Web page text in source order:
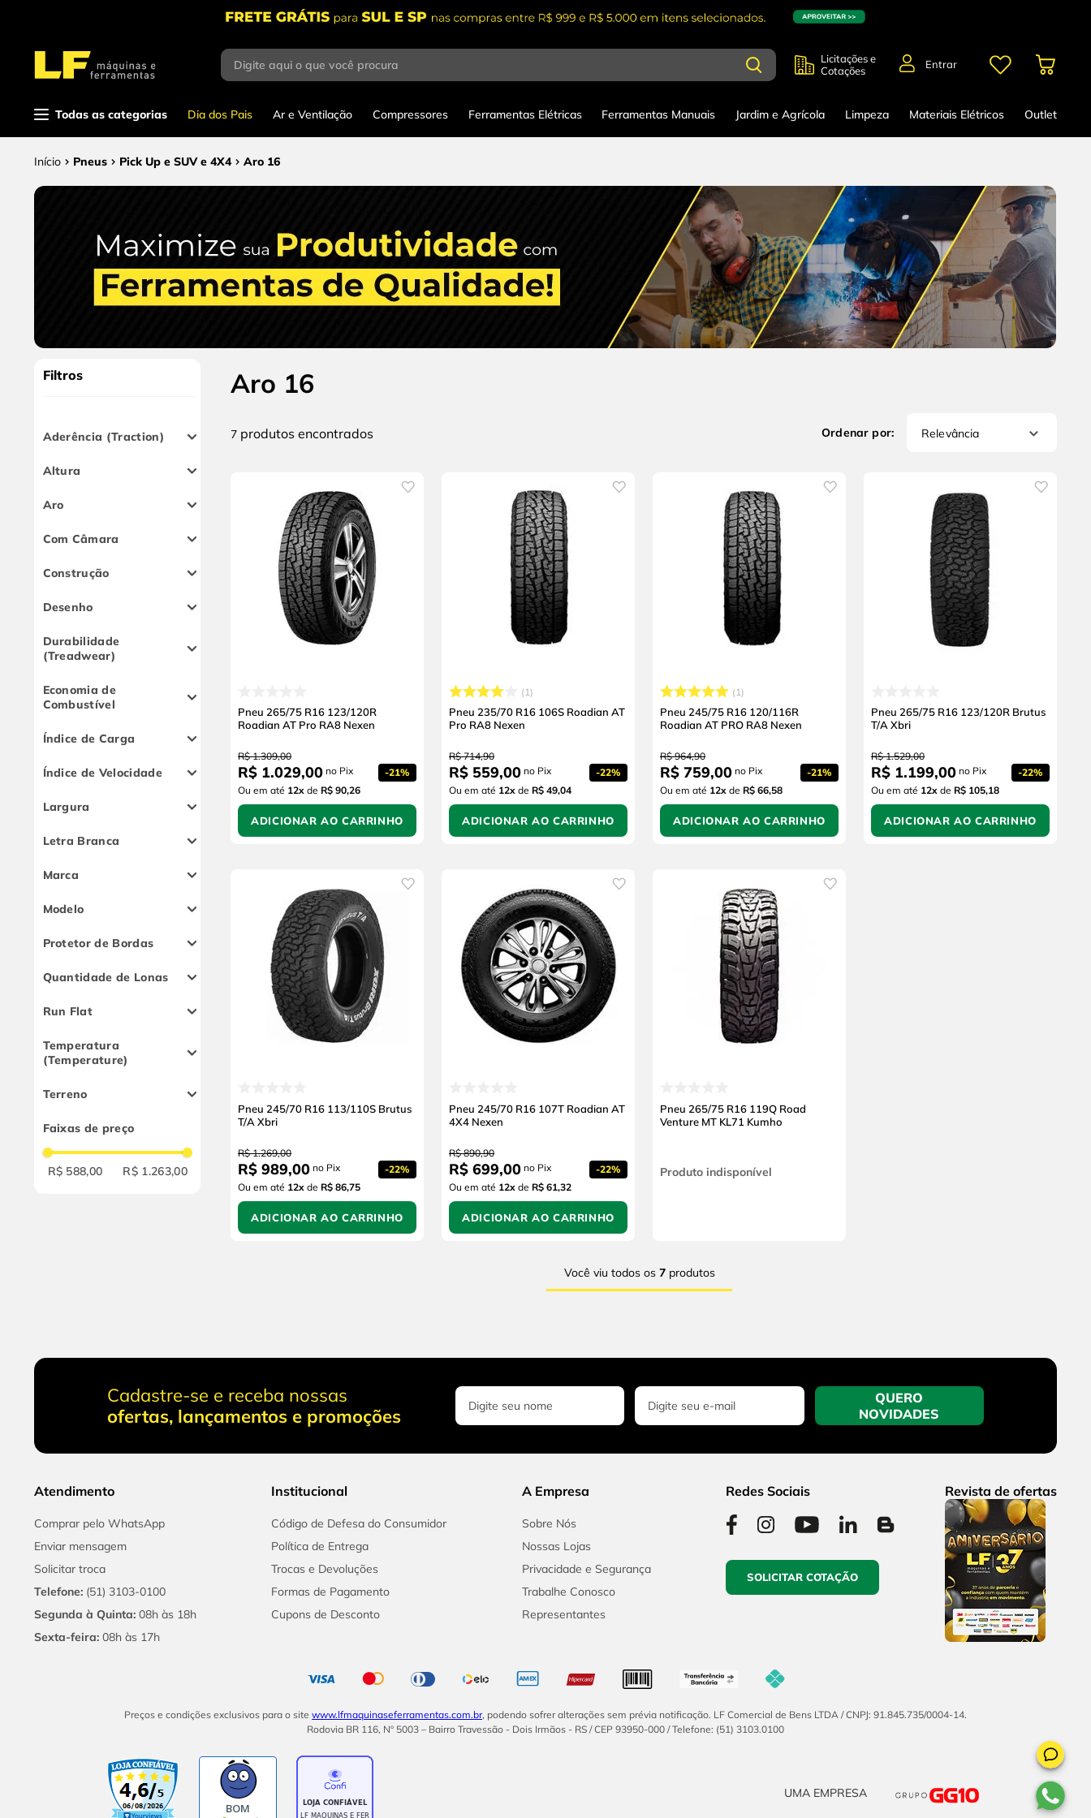
Digite aqui o que você procura
Licitações e
Cotações
Entrar
Todas as categorias Dia dos Pais Ar e Ventilação Compressores Ferramentas Elétricas Ferramentas Manuais Jardim e Agrícola Limpeza Materiais Elétricos Outlet
Pneus Pick Up e SUV e 4X4 Aro 16
Filtros
Aderência (Traction)
Altura
Aro
Com Câmara
Construção
Desenho
Direcional
Durabilidade
(Treadwear)
400
Economia de
Combustível
Índice de Carga
107 (975 kg)
113 (1150 kg)
120 (1400 kg)
(1.450kg)
Índice de Velocidade
R (170 km/h)
S (180 km/h)
Largura
245
265
Letra Branca
Não
Marca
Xbri
Kumho
Modelo
Roadian AT Pro RA8
Road Venture MT
Brutus T/A
Brutus T/A Xbri
Protetor de Bordas
Não
Quantidade de Lonas
8
10
Run Flat
Temperatura
(Temperature)
B
Terreno
AT (Todos os terrenos)
MT (Terra)
Faixas de preço
R$ 588,00 R$ 1.263,00
Aro 16
7 produtos Relevância
Pneu 265/75 R16 123/120R
Roadian AT Pro RA8 Nexen
R$ 1.309,00
R$ 1.029,00 no Pix -21%
Ou em até 12x de R$ 90,26
ADICIONAR AO CARRINHO
1
Pneu 235/70 R16 106S Roadian AT
Pro RA8 Nexen
R$ 714,90
R$ 559,00 no Pix -22%
Ou em até 12x de R$ 49,04
ADICIONAR AO CARRINHO
1
Pneu 245/75 R16 120/116R
Roadian AT PRO RA8 Nexen
R$ 964,90
R$ 759,00 no Pix -21%
Ou em até 12x de R$ 66,58
ADICIONAR AO CARRINHO
Pneu 265/75 R16 123/120R Brutus
T/A Xbri
R$ 1.529,00
R$ 1.199,00 no Pix -22%
Ou em até 12x de R$ 105,18
ADICIONAR AO CARRINHO
Pneu 245/70 R16 113/110S Brutus
T/A Xbri
R$ 1.269,00
R$ 989,00 no Pix -22%
Ou em até 12x de R$ 86,75
ADICIONAR AO CARRINHO
Pneu 245/70 R16 107T Roadian AT
4X4 Nexen
R$ 890,90
R$ 699,00 no Pix -22%
Ou em até 12x de R$ 61,32
ADICIONAR AO CARRINHO
Pneu 265/75 R16 119Q Road
Venture MT KL71 Kumho
Produto indisponível
Você viu todos os 7produtos
Cadastre-se e receba nossas
ofertas, lançamentos e promoções
QUERO
NOVIDADES
Atendimento
Comprar pelo WhatsApp
Enviar mensagem
Solicitar troca
Telefone: (51) 3103-0100
Segunda à Quinta: 08h às 18h
Sexta-feira: 08h às 17h
Institucional
Código de Defesa do Consumidor
Política de Entrega
Trocas e Devoluções
Formas de Pagamento
Cupons de Desconto
A Empresa
Sobre Nós
Nossas Lojas
Privacidade e Segurança
Trabalhe Conosco
Representantes
Redes Sociais
SOLICITAR COTAÇÃO
Revista de ofertas
Preços e condições exclusivos para o site www.lfmaquinaseferramentas.com.br, podendo sofrer alterações sem prévia notificação. LF Comercial de Bens LTDA / CNPJ: 91.845.735/0004-14.
Rodovia BR 116, Nº 5003 – Bairro Travessão - Dois Irmãos - RS / CEP 93950-000 / Telefone: (51) 3103.0100
BOM
UMA EMPRESA
Termos mais buscados
caixa ferramentas
alicate